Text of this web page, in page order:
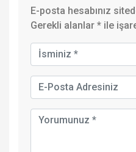
E-posta hesabınız
Gerekli alanlar * ile